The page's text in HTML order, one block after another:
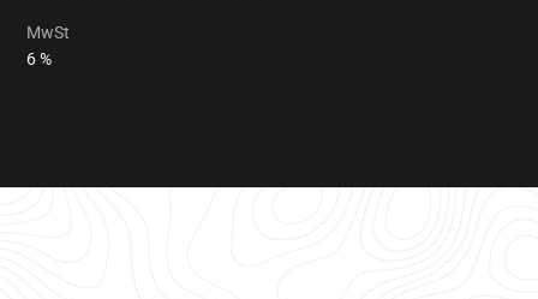
MwSt
6 %